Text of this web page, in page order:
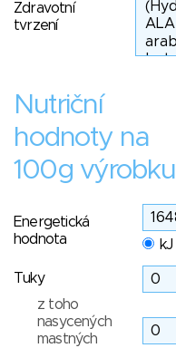
Zdravotní
tvrzení
Nutriční
hodnoty na
100g výrobku
Energetická
hodnota
kJ
Tuky
z toho
nasycených
mastných